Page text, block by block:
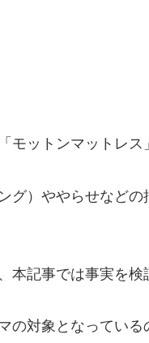
モットンマットレス
グ）ややらせなど
記事では事実を検
の対象となってい